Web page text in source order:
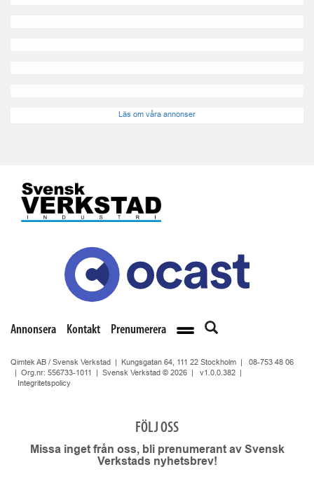
Läs om våra annonser
Annonsera Kontakt Prenumerera
Qimtek AB / Svensk Verkstad | Kungsgatan 64, 111 22 Stockholm | 08-753 48 06
| Org.nr: 556733-1011 | Svensk Verkstad © 2026 | v1.0.0.382
Integritetspolicy
FÖLJ OSS
Missa inget från oss, bli prenumerant av Svensk
Verkstads nyhetsbrev!